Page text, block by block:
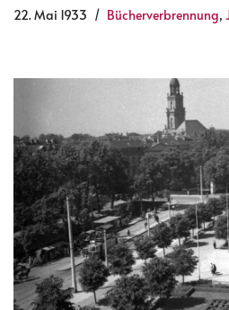
22. Mai 1933 Bücherverbrennung,